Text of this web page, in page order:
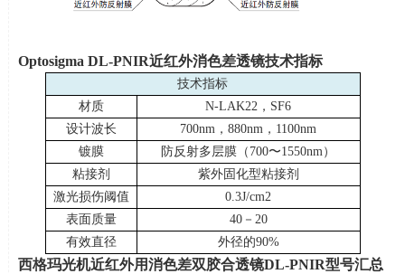
Optosigma DL-PNIR近红外消色差透镜技术指标
技术指标
材质
N-LAK22 ， SF6
设计波长
700nm ，880nm ， 1100nm
镀膜
防反射多层膜（ 700〜1550nm）
粘接剂
紫外固化型粘接剂
激光损伤阈值
0.3J/cm2
表面质量
40－ 20
有效直径
外径的90%
西格玛光机近红外用消色差双胶合透镜DL-PNIR型号汇总